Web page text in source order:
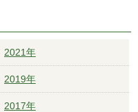
2021年
2019年
2017年